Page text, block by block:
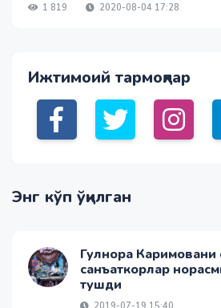
1 819 2020-08-04 17:28
Ижтимоий тармоқлар
Энг кўп ўқилган
Гулнора Каримовани
санъаткорлар
тушди